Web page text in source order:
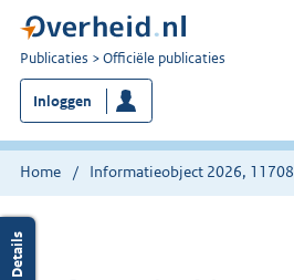
U
bent
nu
hier:
Publicaties Officiële publicaties
Inloggen
Home Informatieobject 2026, 11708